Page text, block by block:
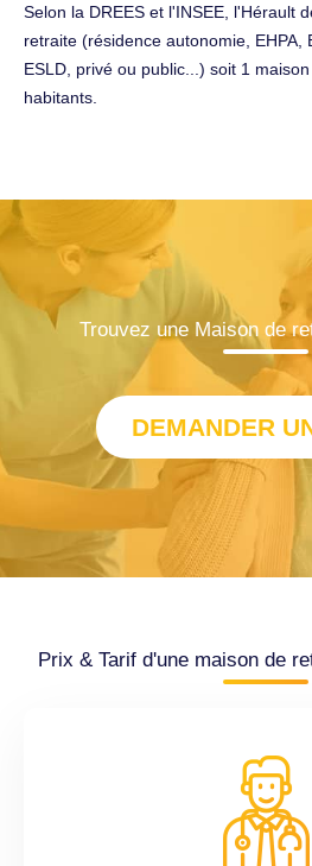
Selon la DREES et l'INSEE, l'Hérault
retraite (résidence autonomie, EHPA,
ESLD, privé ou public...) soit 1
habitants.
Trouvez une Maison de
DEMANDER
Prix & Tarif d'une maison de